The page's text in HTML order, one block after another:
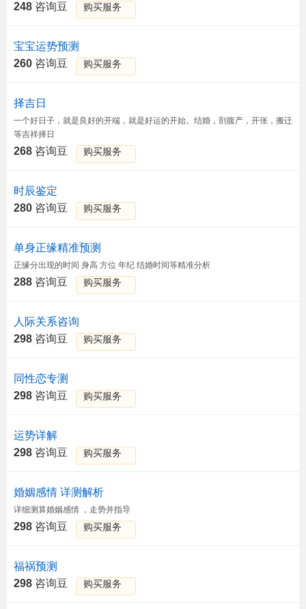
248 咨询豆 购买服务
宝宝运势预测
260 咨询豆 购买服务
择吉日
一个好日子，就是良好的开端，就是好运的开始。结婚，剖腹产，开张，搬迁
等吉祥择日
268 咨询豆 购买服务
时辰鉴定
280 咨询豆 购买服务
单身正缘精准预测
正缘分出现的时间 身高 方位 年纪 结婚时间等精准分析
288 咨询豆 购买服务
人际关系咨询
298 咨询豆 购买服务
同性恋专测
298 咨询豆 购买服务
运势详解
298 咨询豆 购买服务
婚姻感情 详测解析
详细测算婚姻感情 ，走势并指导
298 咨询豆 购买服务
福祸预测
298 咨询豆 购买服务